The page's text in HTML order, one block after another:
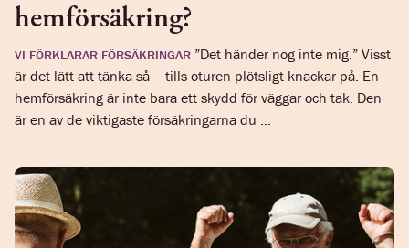
hemförsäkring?
VI FÖRKLARAR FÖRSÄKRINGAR ”Det händer nog inte mig.” Visst
är det lätt att tänka så – tills oturen plötsligt knackar på. En
hemförsäkring är inte bara ett skydd för väggar och tak. Den
är en av de viktigaste försäkringarna du ...